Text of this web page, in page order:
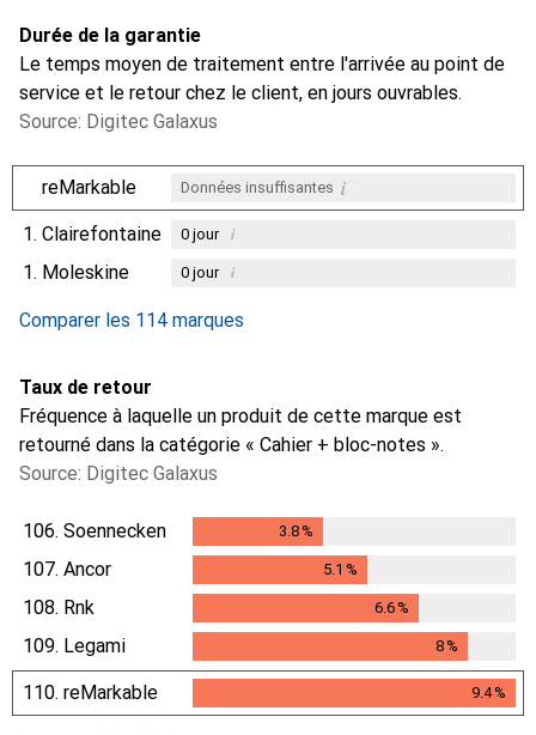
Durée de la garantie
Le temps moyen de traitement entre l'arrivée au point de
service et le retour chez le client, en jours ouvrables.
Source: Digitec Galaxus
reMarkable Données insuffisantes i
1. Clairefontaine 0jour i
1. Moleskine 0jour i
Comparer les 114 marques
Taux de retour
Fréquence à laquelle un produit de cette marque est
retourné dans la catégorie « Cahier + bloc-notes ».
Source: Digitec Galaxus
106. Soennecken 3.8%
107. Ancor 5.1 %
108. Rnk 6.6%
109. Legami 8%
110. reMarkable 9.4%
9.4%